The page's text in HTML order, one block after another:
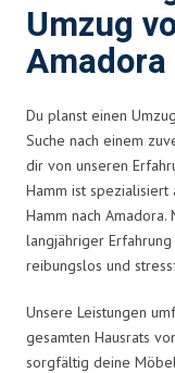
Umzug
Amadora
Du planst einen
Suche nach einem
dir von unseren
Hamm ist spezialisiert
Hamm nach
langjähriger
reibungslos und
Unsere Leistungen
gesamten Hausrats
sorgfältig deine